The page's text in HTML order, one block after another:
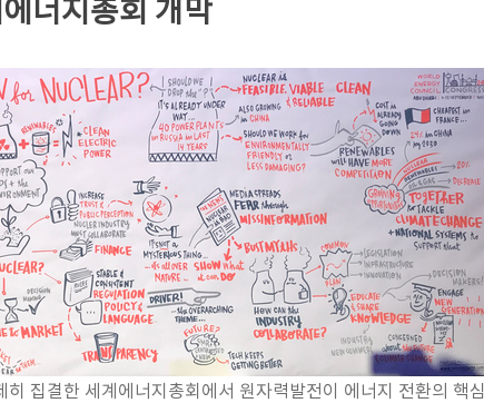
너지총회 개막
히 집결한 세계에너지총회에서 원자력발전이 에너지 전환의 핵심